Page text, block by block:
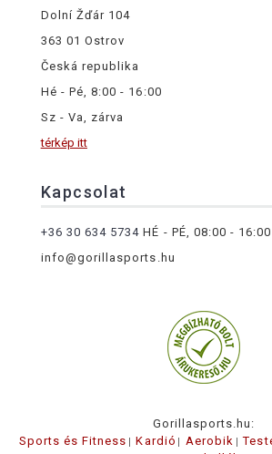
Dolní Žďár 104
363 01 Ostrov
Česká republika
Hé - Pé, 8:00 - 16:00
Sz - Va, zárva
térkép itt
Kapcsolat
+36 30 634 5734 HÉ - PÉ, 08:00 - 16:00
info@gorillasports.hu
Gorillasports.hu:
Sports és Fitness
Kardió Aerobik